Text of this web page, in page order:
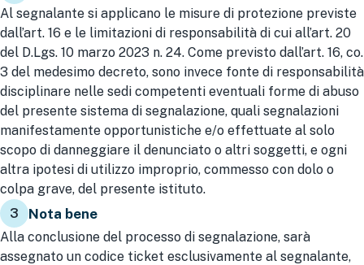
Al segnalante si applicano le misure di protezione previste
dall’art. 16 e le limitazioni di responsabilità di cui all’art. 20
del D.Lgs. 10 marzo 2023 n. 24. Come previsto dall’art. 16, co.
3 del medesimo decreto, sono invece fonte di responsabilità
disciplinare nelle sedi competenti eventuali forme di abuso
del presente sistema di segnalazione, quali segnalazioni
manifestamente opportunistiche e/o effettuate al solo
scopo di danneggiare il denunciato o altri soggetti, e ogni
altra ipotesi di utilizzo improprio, commesso con dolo o
colpa grave, del presente istituto.
3
Nota bene
Alla conclusione del processo di segnalazione, sarà
assegnato un codice ticket esclusivamente al segnalante,